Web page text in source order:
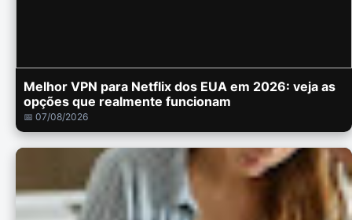
Melhor VPN para Netflix dos EUA em 2026: veja as
opções que realmente funcionam
📅 07/08/2026